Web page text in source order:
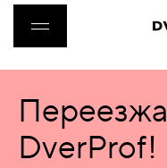
ДВЕРИ
ФУРНИТУРА
DverProf!